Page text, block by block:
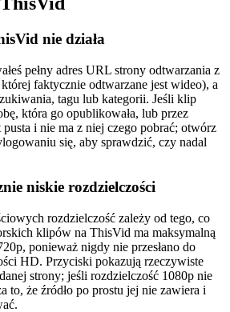
nie działa
pełny adres URL strony odtwarzania z
faktycznie odtwarzane jest wideo), a
tagu lub kategorii. Jeśli klip
która go opublikowała, lub przez
pusta i nie ma z niej czego pobrać; otwórz
się, aby sprawdzić, czy nadal
niskie rozdzielczości
rozdzielczość zależy od tego, co
klipów na ThisVid ma maksymalną
ponieważ nigdy nie przesłano do
HD. Przyciski pokazują rzeczywiste
strony; jeśli rozdzielczość 1080p nie
to, że źródło po prostu jej nie zawiera i